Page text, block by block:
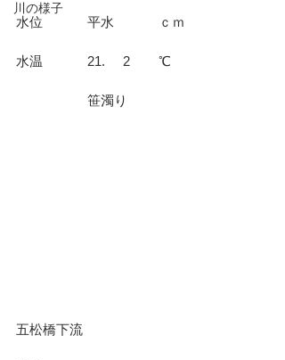
川の様子
水位		平水		ｃｍ
水温		21.	2	℃
五松橋下流